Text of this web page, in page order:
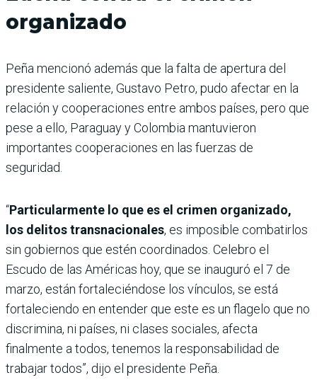
organizado
Peña mencionó además que la falta de apertura del
presidente saliente, Gustavo Petro, pudo afectar en la
relación y cooperaciones entre ambos países, pero que
pese a ello, Paraguay y Colombia mantuvieron
importantes cooperaciones en las fuerzas de
seguridad.
“Particularmente lo que es el crimen organizado,
los delitos transnacionales, es imposible combatirlos
sin gobiernos que estén coordinados. Celebro el
Escudo de las Américas hoy, que se inauguró el 7 de
marzo, están fortaleciéndose los vínculos, se está
fortaleciendo en entender que este es un flagelo que no
discrimina, ni países, ni clases sociales, afecta
finalmente a todos, tenemos la responsabilidad de
trabajar todos”, dijo el presidente Peña.